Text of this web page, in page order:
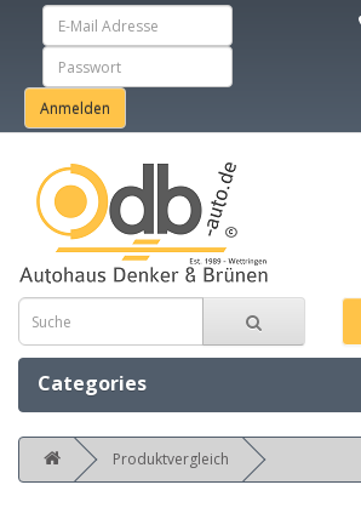
Categories
Produktvergleich